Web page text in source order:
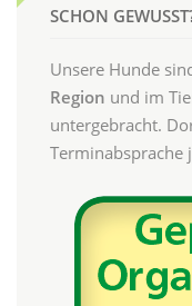
SCHON
Unsere Hunde
Region und im
untergebracht.
Terminabsprache